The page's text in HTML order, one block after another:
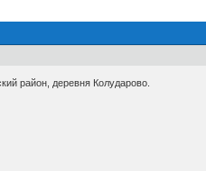
район, деревня Колударово.